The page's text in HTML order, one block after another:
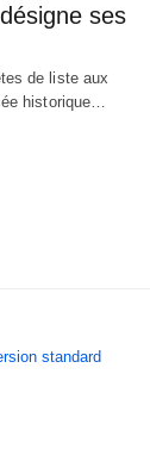
ses
de liste aux
historique…
standard